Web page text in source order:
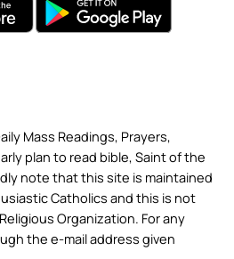
Mass Readings, Prayers,
plan to read bible, Saint of the
note that this site is maintained
Catholics and this is not
Organization. For any
the e-mail address given